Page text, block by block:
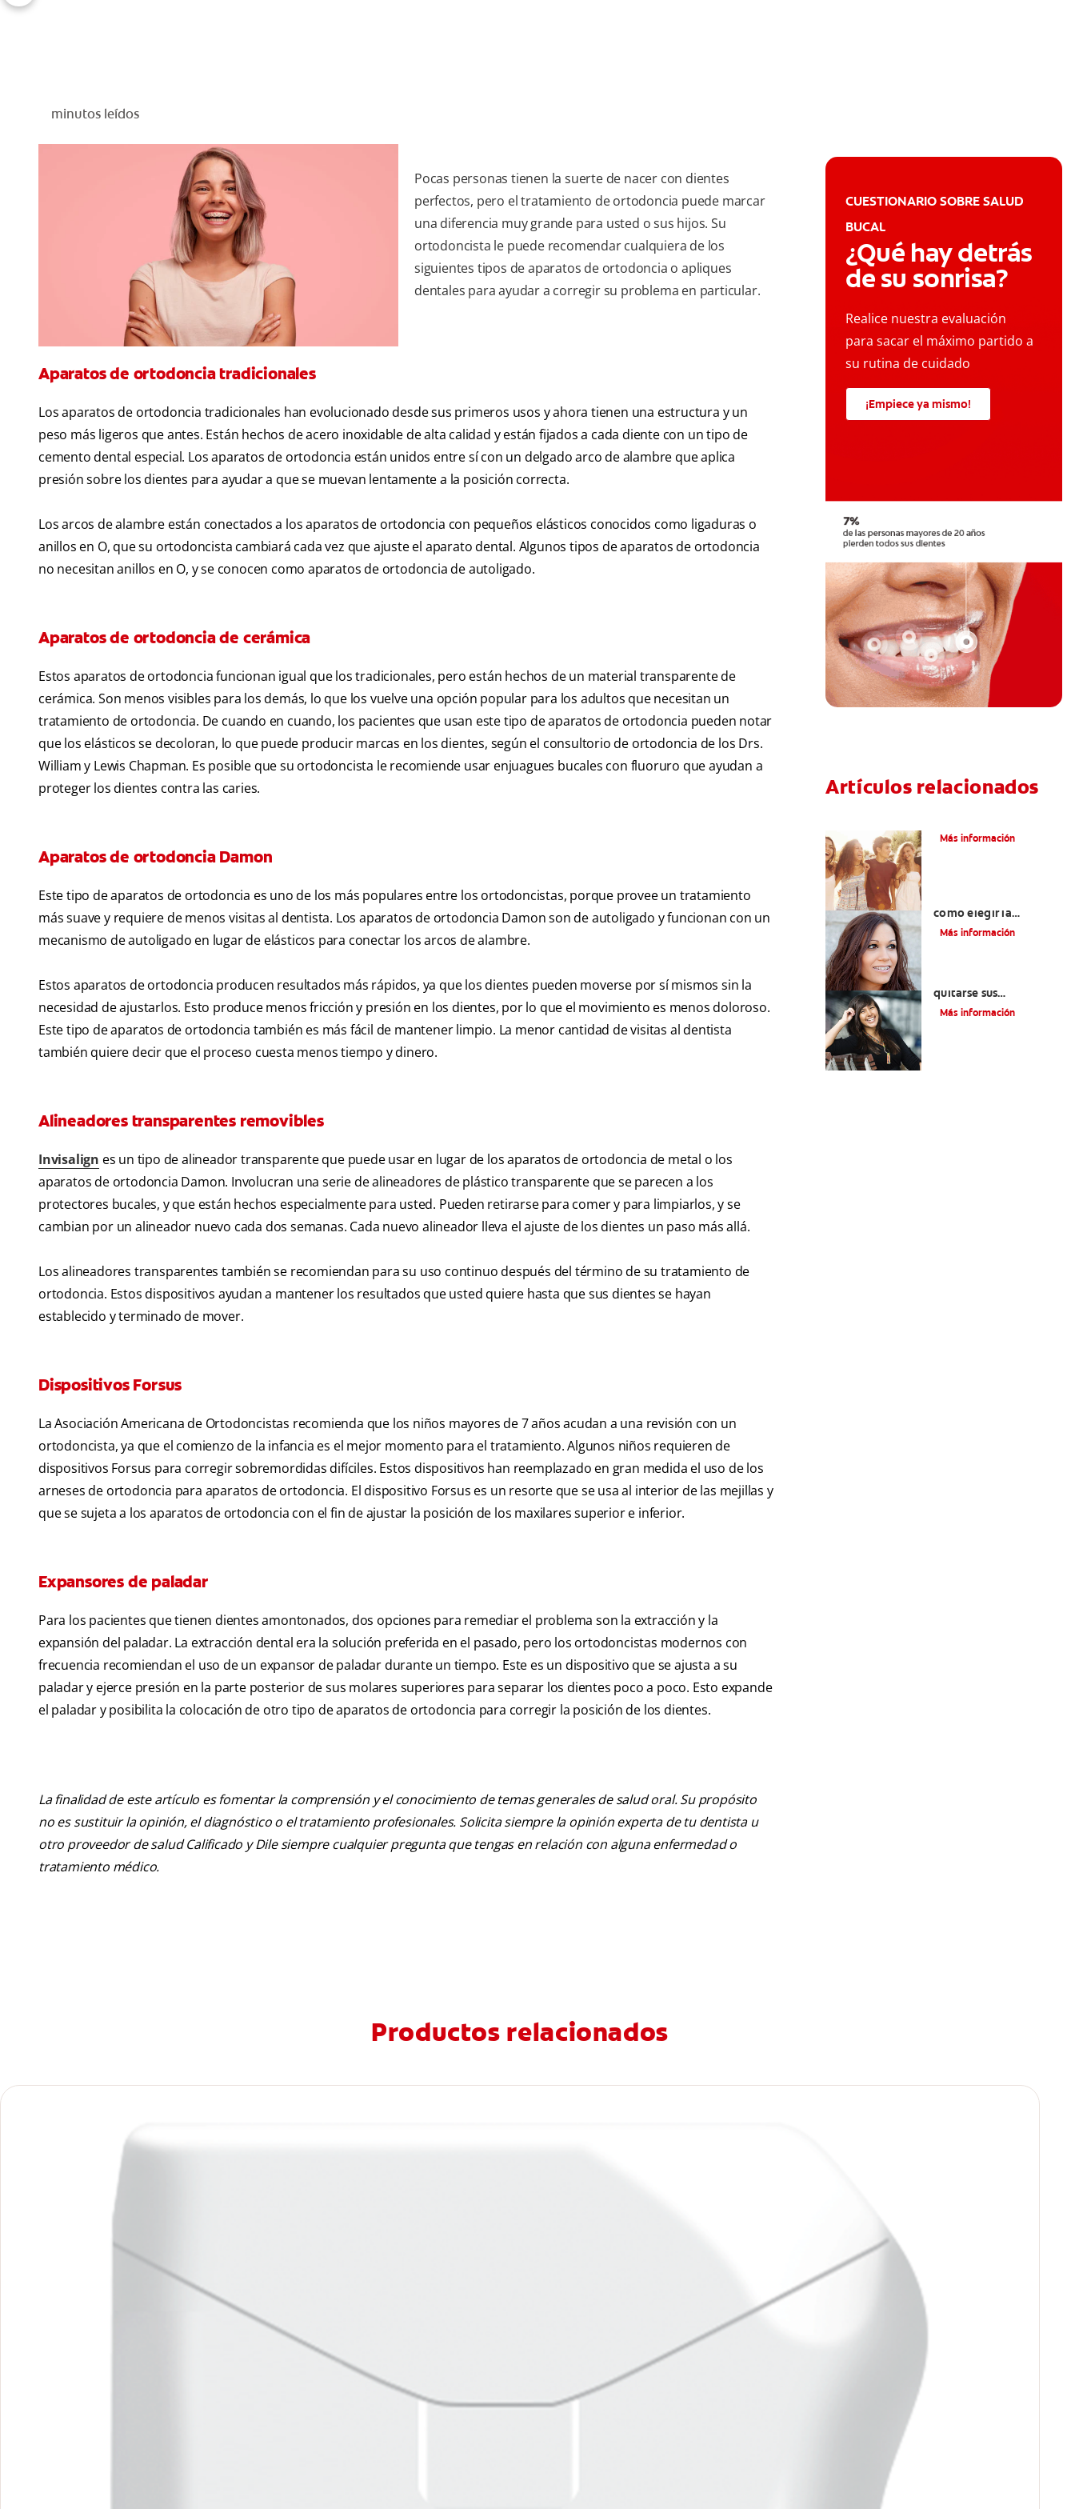
minutos leídos
Pocas personas tienen la suerte de nacer con dientes
perfectos, pero el tratamiento de ortodoncia puede marcar
una diferencia muy grande para usted o sus hijos. Su
ortodoncista le puede recomendar cualquiera de los
siguientes tipos de aparatos de ortodoncia o apliques
dentales para ayudar a corregir su problema en particular.
Aparatos de ortodoncia tradicionales
Los aparatos de ortodoncia tradicionales han evolucionado desde sus primeros usos y ahora tienen una estructura y un
peso más ligeros que antes. Están hechos de acero inoxidable de alta calidad y están fijados a cada diente con un tipo de
cemento dental especial. Los aparatos de ortodoncia están unidos entre sí con un delgado arco de alambre que aplica
presión sobre los dientes para ayudar a que se muevan lentamente a la posición correcta.
Los arcos de alambre están conectados a los aparatos de ortodoncia con pequeños elásticos conocidos como ligaduras o
anillos en O, que su ortodoncista cambiará cada vez que ajuste el aparato dental. Algunos tipos de aparatos de ortodoncia
no necesitan anillos en O, y se conocen como aparatos de ortodoncia de autoligado.
Aparatos de ortodoncia de cerámica
Estos aparatos de ortodoncia funcionan igual que los tradicionales, pero están hechos de un material transparente de
cerámica. Son menos visibles para los demás, lo que los vuelve una opción popular para los adultos que necesitan un
tratamiento de ortodoncia. De cuando en cuando, los pacientes que usan este tipo de aparatos de ortodoncia pueden notar
que los elásticos se decoloran, lo que puede producir marcas en los dientes, según el consultorio de ortodoncia de los Drs.
William y Lewis Chapman. Es posible que su ortodoncista le recomiende usar enjuagues bucales con fluoruro que ayudan a
proteger los dientes contra las caries.
Aparatos de ortodoncia Damon
Este tipo de aparatos de ortodoncia es uno de los más populares entre los ortodoncistas, porque provee un tratamiento
más suave y requiere de menos visitas al dentista. Los aparatos de ortodoncia Damon son de autoligado y funcionan con un
mecanismo de autoligado en lugar de elásticos para conectar los arcos de alambre.
Estos aparatos de ortodoncia producen resultados más rápidos, ya que los dientes pueden moverse por sí mismos sin la
necesidad de ajustarlos. Esto produce menos fricción y presión en los dientes, por lo que el movimiento es menos doloroso.
Este tipo de aparatos de ortodoncia también es más fácil de mantener limpio. La menor cantidad de visitas al dentista
también quiere decir que el proceso cuesta menos tiempo y dinero.
Alineadores transparentes removibles
Invisalign es un tipo de alineador transparente que puede usar en lugar de los aparatos de ortodoncia de metal o los
aparatos de ortodoncia Damon. Involucran una serie de alineadores de plástico transparente que se parecen a los
protectores bucales, y que están hechos especialmente para usted. Pueden retirarse para comer y para limpiarlos, y se
cambian por un alineador nuevo cada dos semanas. Cada nuevo alineador lleva el ajuste de los dientes un paso más allá.
Los alineadores transparentes también se recomiendan para su uso continuo después del término de su tratamiento de
ortodoncia. Estos dispositivos ayudan a mantener los resultados que usted quiere hasta que sus dientes se hayan
establecido y terminado de mover.
Dispositivos Forsus
La Asociación Americana de Ortodoncistas recomienda que los niños mayores de 7 años acudan a una revisión con un
ortodoncista, ya que el comienzo de la infancia es el mejor momento para el tratamiento. Algunos niños requieren de
dispositivos Forsus para corregir sobremordidas difíciles. Estos dispositivos han reemplazado en gran medida el uso de los
arneses de ortodoncia para aparatos de ortodoncia. El dispositivo Forsus es un resorte que se usa al interior de las mejillas y
que se sujeta a los aparatos de ortodoncia con el fin de ajustar la posición de los maxilares superior e inferior.
Expansores de paladar
Para los pacientes que tienen dientes amontonados, dos opciones para remediar el problema son la extracción y la
expansión del paladar. La extracción dental era la solución preferida en el pasado, pero los ortodoncistas modernos con
frecuencia recomiendan el uso de un expansor de paladar durante un tiempo. Este es un dispositivo que se ajusta a su
paladar y ejerce presión en la parte posterior de sus molares superiores para separar los dientes poco a poco. Esto expande
el paladar y posibilita la colocación de otro tipo de aparatos de ortodoncia para corregir la posición de los dientes.
La finalidad de este artículo es fomentar la comprensión y el conocimiento de temas generales de salud oral. Su propósito
no es sustituir la opinión, el diagnóstico o el tratamiento profesionales. Solicita siempre la opinión experta de tu dentista u
otro proveedor de salud Calificado y Dile siempre cualquier pregunta que tengas en relación con alguna enfermedad o
tratamiento médico.
CUESTIONARIO SOBRE SALUD
BUCAL
¿Qué hay detrás
de su sonrisa?
Realice nuestra evaluación
para sacar el máximo partido a
su rutina de cuidado
¡Empiece ya mismo!
Artículos relacionados
Más información
cómo elegir la
tonalidad ideal
Más información
quitarse sus
retenedores fijos
Más información
Productos relacionados